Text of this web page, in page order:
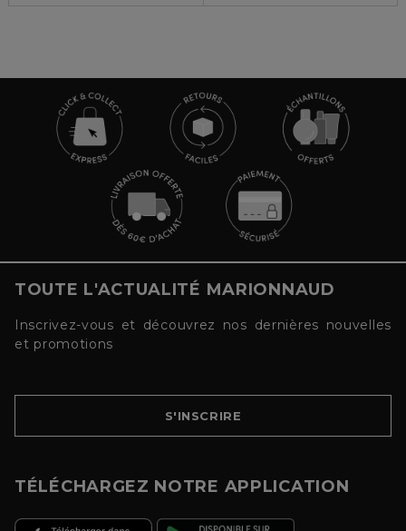
TOUTE L'ACTUALITÉ MARIONNAUD
Inscrivez-vous et découvrez nos dernières nouvelles
et promotions
S'INSCRIRE
TÉLÉCHARGEZ NOTRE APPLICATION